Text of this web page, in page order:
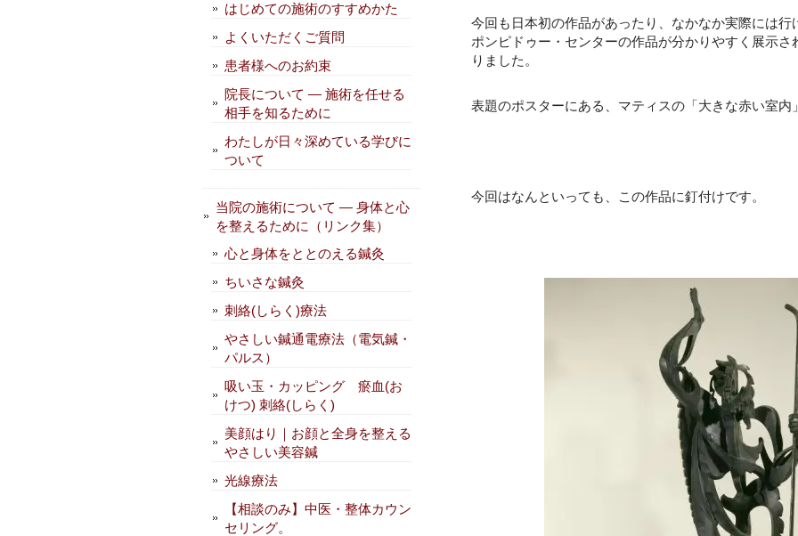
今回も日本初の作品があったり、なかなか実際には行
ポンピドゥー・センターの作品が分かりやすく展示
りました。
表題のポスターにある、マティスの「大きな赤い室
今回はなんといっても、この作品に釘付けです。
はじめての施術のすすめかた
よくいただくご質問
患者様へのお約束
院長について — 施術を任せる
相手を知るために
わたしが日々深めている学びに
ついて
当院の施術について — 身体と心
を整えるために（リンク集）
心と身体をととのえる鍼灸
ちいさな鍼灸
刺絡(しらく)療法
やさしい鍼通電療法（電気鍼・
パルス）
吸い玉・カッピング 瘀血(お
けつ) 刺絡(しらく)
美顔はり｜お顔と全身を整える
やさしい美容鍼
光線療法
【相談のみ】中医・整体カウン
セリング。